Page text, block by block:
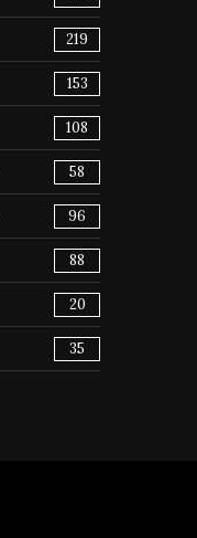
219
153
108
58
96
88
20
35